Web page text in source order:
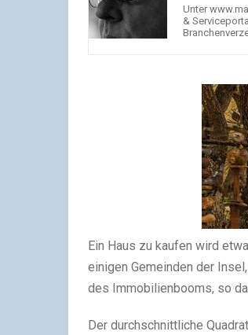
Unter
&
Ein Haus zu kaufen wird
einigen Gemeinden der
des Immobilienbooms, so
Der durchschnittliche